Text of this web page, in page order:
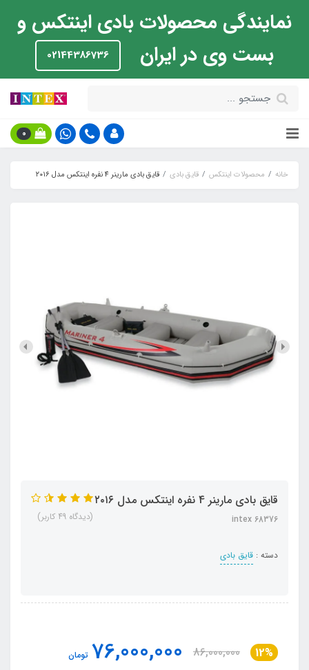
نمایندگی محصولات بادی اینتکس و
بست وی در ایران
02144386736
0
خانه محصولات اینتکس قایق بادی قایق بادی مارینر 4 نفره اینتکس مدل ۲۰۱۶
قایق بادی مارینر 4 نفره اینتکس مدل ۲۰۱۶
intex 68376
دسته : قایق بادی
(دیدگاه 49 کاربر)
12%
86,000,000
76,000,000 تومان